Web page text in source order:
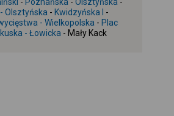
+
-
Olsztyńska - Kwidzyńska I
-
- Wielkopolska - Plac
- Łowicka - Mały Kack